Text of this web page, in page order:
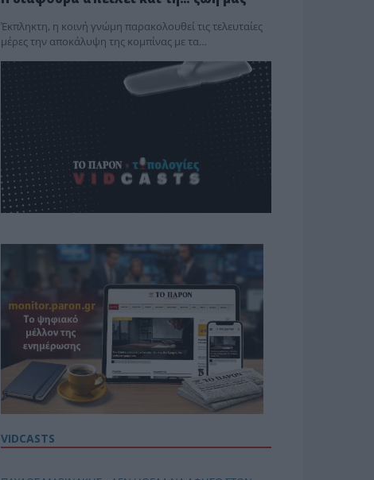
Έκπληκτη, η κοινή γνώμη παρακολουθεί τις τελευταίες
μέρες την αποκάλυψη της κο­μπίνας με τα…
VIDCASTS